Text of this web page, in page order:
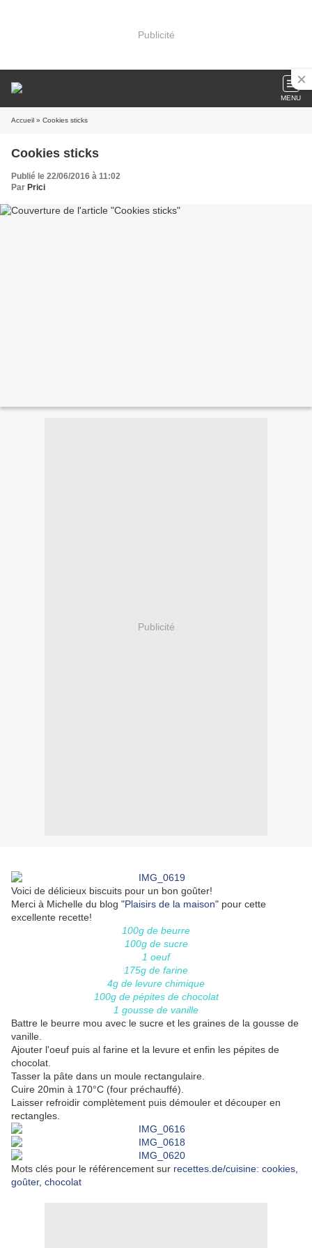
Publicité
MENU
Accueil » Cookies sticks
Cookies sticks
Publié le 22/06/2016 à 11:02
Par Prici
Publicité
Voici de délicieux biscuits pour un bon goûter!
Merci à Michelle du blog "Plaisirs de la maison" pour cette
excellente recette!
100g de beurre
100g de sucre
1 oeuf
175g de farine
4g de levure chimique
100g de pépites de chocolat
1 gousse de vanille
Battre le beurre mou avec le sucre et les graines de la gousse de
vanille.
Ajouter l'oeuf puis al farine et la levure et enfin les pépites de
chocolat.
Tasser la pâte dans un moule rectangulaire.
Cuire 20min à 170°C (four préchauffé).
Laisser refroidir complètement puis démouler et découper en
rectangles.
Mots clés pour le référencement sur recettes.de/cuisine: cookies
goûter, chocolat